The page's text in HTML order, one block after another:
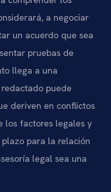
a negociar
un acuerdo que sea
pruebas de
llega a una
puede
deriven en conflictos
los factores legales y
para la relación
legal sea una